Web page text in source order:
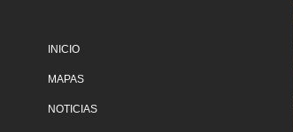
INICIO
MAPAS
NOTICIAS